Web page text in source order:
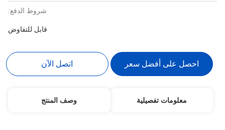
شروط الدفع:
قابل للتفاوض
احصل على أفضل سعر اتصل الآن
معلومات تفصيلية وصف المنتج